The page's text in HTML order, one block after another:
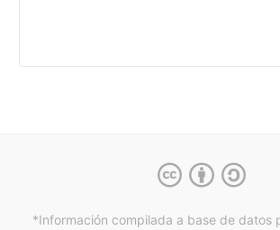
*Información compilada a base de datos